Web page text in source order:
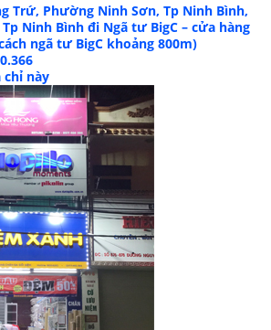
Trứ, Phường Ninh Sơn, Tp Ninh Bình,
Ninh Bình đi Ngã tư BigC – cửa hàng
ngã tư BigC khoảng 800m)
chỉ này